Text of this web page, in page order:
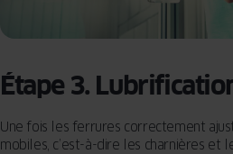
Étape 3.
Une fois les ferrures correctement
mobiles, c’est-à-dire les charnières et